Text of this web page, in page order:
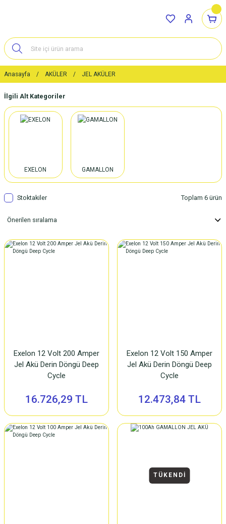
Anasayfa AKÜLER JEL AKÜLER
İlgili Alt Kategoriler
EXELON GAMALLON
Stoktakiler Toplam 6 ürün
Exelon 12 Volt 200 Amper
Jel Akü Derin Döngü Deep
Cycle
16.726,29 TL
Exelon 12 Volt 150 Amper
Jel Akü Derin Döngü Deep
Cycle
12.473,84 TL
TÜKENDİ